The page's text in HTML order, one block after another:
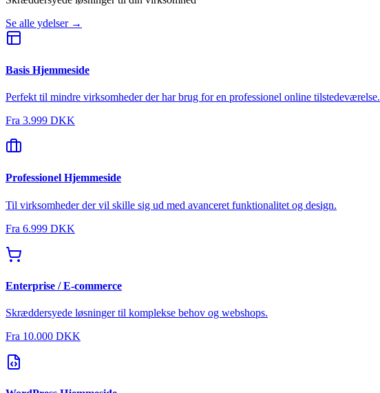
Se alle ydelser →
Basis Hjemmeside
Perfekt til mindre virksomheder der har brug for en professionel online tilstedeværelse.
Fra 3.999 DKK
Professionel Hjemmeside
Til virksomheder der vil skille sig ud med avanceret funktionalitet og design.
Fra 6.999 DKK
Enterprise / E-commerce
Skræddersyede løsninger til komplekse behov og webshops.
Fra 10.000 DKK